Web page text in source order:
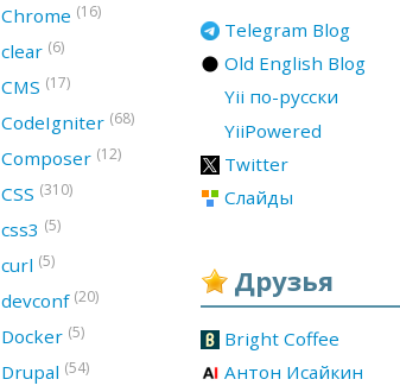
Telegram Blog
Old English Blog
Yii по-русски
YiiPowered
Twitter
Слайды
Друзья
Bright Coffee
Антон Исайкин
Chrome (16)
clear (6)
CMS (17)
CodeIgniter (68)
Composer (12)
CSS (310)
css3 (5)
curl (5)
devconf (20)
Docker (5)
Drupal (54)